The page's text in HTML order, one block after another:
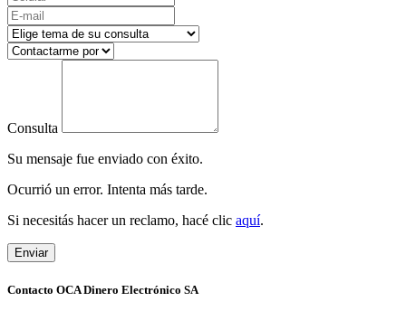
Consulta
Su mensaje fue enviado con éxito.
Ocurrió un error. Intenta más tarde.
Si necesitás hacer un reclamo, hacé clic aquí.
Enviar
Contacto OCA Dinero Electrónico SA